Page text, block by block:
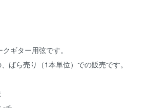
ギター用弦です。
ばら売り（1本単位）での販売です。